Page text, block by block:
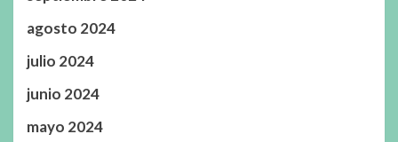
agosto 2024
julio 2024
junio 2024
mayo 2024